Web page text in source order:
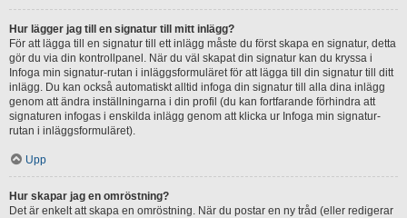
Hur lägger jag till en signatur till mitt inlägg?
För att lägga till en signatur till ett inlägg måste du först skapa en signatur, detta
gör du via din kontrollpanel. När du väl skapat din signatur kan du kryssa i
Infoga min signatur-rutan i inläggsformuläret för att lägga till din signatur till ditt
inlägg. Du kan också automatiskt alltid infoga din signatur till alla dina inlägg
genom att ändra inställningarna i din profil (du kan fortfarande förhindra att
signaturen infogas i enskilda inlägg genom att klicka ur Infoga min signatur-
rutan i inläggsformuläret).
Upp
Hur skapar jag en omröstning?
Det är enkelt att skapa en omröstning. När du postar en ny tråd (eller redigerar